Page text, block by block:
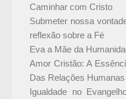
Caminhar com Cristo
Submeter nossa
reflexão sobre a Fé
Eva a Mãe da
Amor Cristão: A
Das Relações Humanas
Igualdade no